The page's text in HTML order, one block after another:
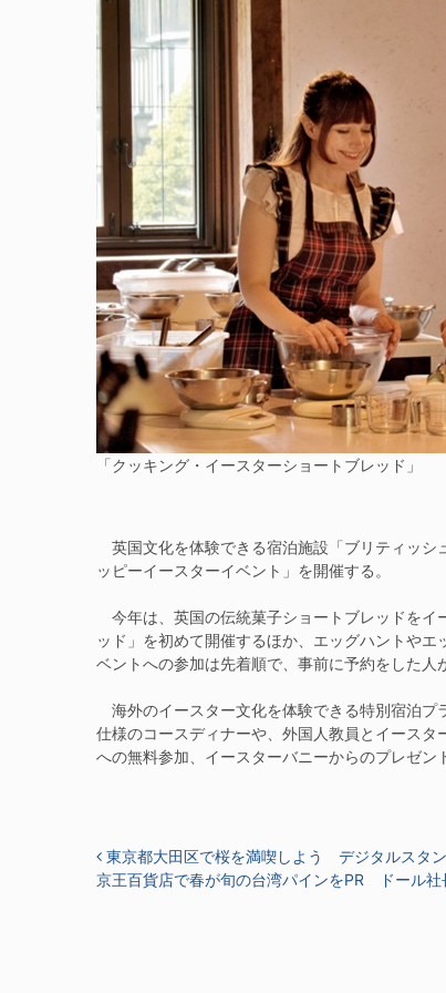
「クッキング・イースターショートブレッド」
英国文化を体験できる宿泊施設「ブリティッシ
ッピーイースターイベント」を開催する。
今年は、英国の伝統菓子ショートブレッドをイ
ッド」を初めて開催するほか、エッグハントや
ベントへの参加は先着順で、事前に予約をした人
海外のイースター文化を体験できる特別宿泊プ
仕様のコースディナーや、外国人教員とイースタ
への無料参加、イースターバニーからのプレゼン
投稿ナビゲーション
東京都大田区で桜を満喫しよう デジタルスタ
京王百貨店で春が旬の台湾パインをPR ドール社